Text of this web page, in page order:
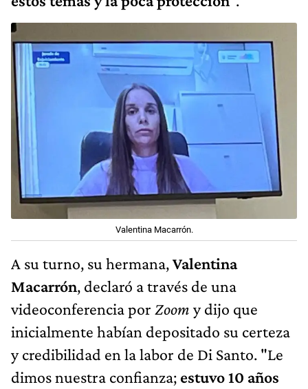
Valentina Macarrón.
A su turno, su hermana,Valentina
Macarrón, declaró a través de una
videoconferencia por Zoom y dijo que
inicialmente habían depositado su certeza
y credibilidad en la labor de Di Santo. "Le
dimos nuestra confianza; estuvo 10 años